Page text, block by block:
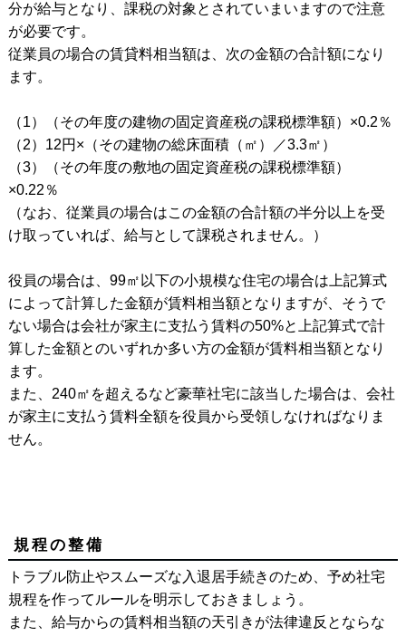
分が給与となり、課税の対象とされていまいますので注意
が必要です。
従業員の場合の賃貸料相当額は、次の金額の合計額になり
ます。
（1）（その年度の建物の固定資産税の課税標準額）×0.2％
（2）12円×（その建物の総床面積（㎡）／3.3㎡）
（3）（その年度の敷地の固定資産税の課税標準額）
×0.22％
（なお、従業員の場合はこの金額の合計額の半分以上を受
け取っていれば、給与として課税されません。）
役員の場合は、99㎡以下の小規模な住宅の場合は上記算式
によって計算した金額が賃料相当額となりますが、そうで
ない場合は会社が家主に支払う賃料の50%と上記算式で計
算した金額とのいずれか多い方の金額が賃料相当額となり
ます。
また、240㎡を超えるなど豪華社宅に該当した場合は、会社
が家主に支払う賃料全額を役員から受領しなければなりま
せん。
規程の整備
トラブル防止やスムーズな入退居手続きのため、予め社宅
規程を作ってルールを明示しておきましょう。
また、給与からの賃料相当額の天引きが法律違反とならな